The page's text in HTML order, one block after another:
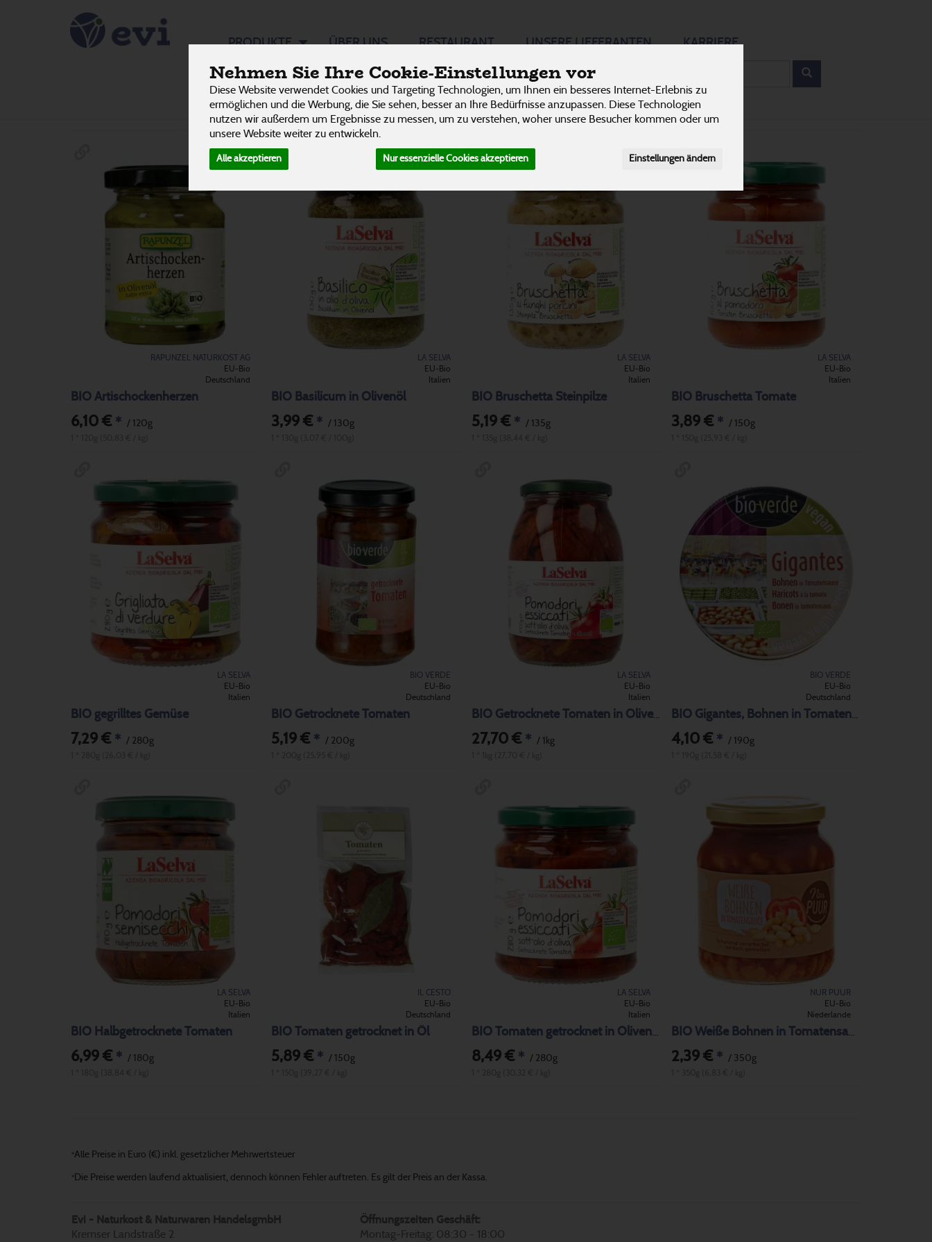
Nehmen Sie Ihre Cookie-Einstellungen vor
Diese Website verwendet Cookies und Targeting Technologien, um Ihnen ein besseres Internet-Erlebnis zu
ermöglichen und die Werbung, die Sie sehen, besser an Ihre Bedürfnisse anzupassen. Diese Technologien
nutzen wir außerdem um Ergebnisse zu messen, um zu verstehen, woher unsere Besucher kommen oder um
unsere Website weiter zu entwickeln.
Alle akzeptieren Nur essenzielle Cookies akzeptieren Einstellungen ändern
PRODUKTE ÜBER UNS RESTAURANT UNSERE LIEFERANTEN KARRIERE
Antipasti
Ernährung Allergene
RAPUNZEL NATURKOST AG
EU-Bio
Deutschland
BIO Artischockenherzen
6,10 € * / 120g
LA SELVA
EU-Bio
Italien
BIO Basilicum in Olivenöl
3,99 €* / 130g
LA SELVA
EU-Bio
Italien
BIO Bruschetta Steinpilze
5,19 €* / 135g
LA SELVA
EU-Bio
Italien
BIO Bruschetta Tomate
3,89 € * / 150g
LA SELVA
EU-Bio
Italien
BIO gegrilltes Gemüse
7,29 € * / 280g
BIO VERDE
EU-Bio
Deutschland
BIO Getrocknete Tomaten
5,19 €* / 200g
LA SELVA
EU-Bio
Italien
BIO Getrocknete Tomaten in Olivenöl
27,70 €* / 1kg
BIO VERDE
EU-Bio
Deutschland
4,10 € * / 190g
LA SELVA
EU-Bio
Italien
BIO Halbgetrocknete Tomaten
6,99 € * / 180g
IL CESTO
EU-Bio
Deutschland
BIO Tomaten getrocknet in Öl
5,89 €* / 150g
LA SELVA
EU-Bio
Italien
BIO Tomaten getrocknet in Olivenöl
8,49 €* / 280g
NUR PUUR
EU-Bio
Niederlande
2,39 € * / 350g
*Alle Preise in Euro (€) inkl. gesetzlicher Mehrwertsteuer
* Die Preise werden laufend aktualisiert, dennoch können Fehler auftreten. Es gilt der Preis an der Kassa.
Evi - Naturkost & Naturwaren HandelsgmbH
Kremser Landstraße 2
Öffnungszeiten Geschäft:
Montag-Freitag: 08:30 - 18:00